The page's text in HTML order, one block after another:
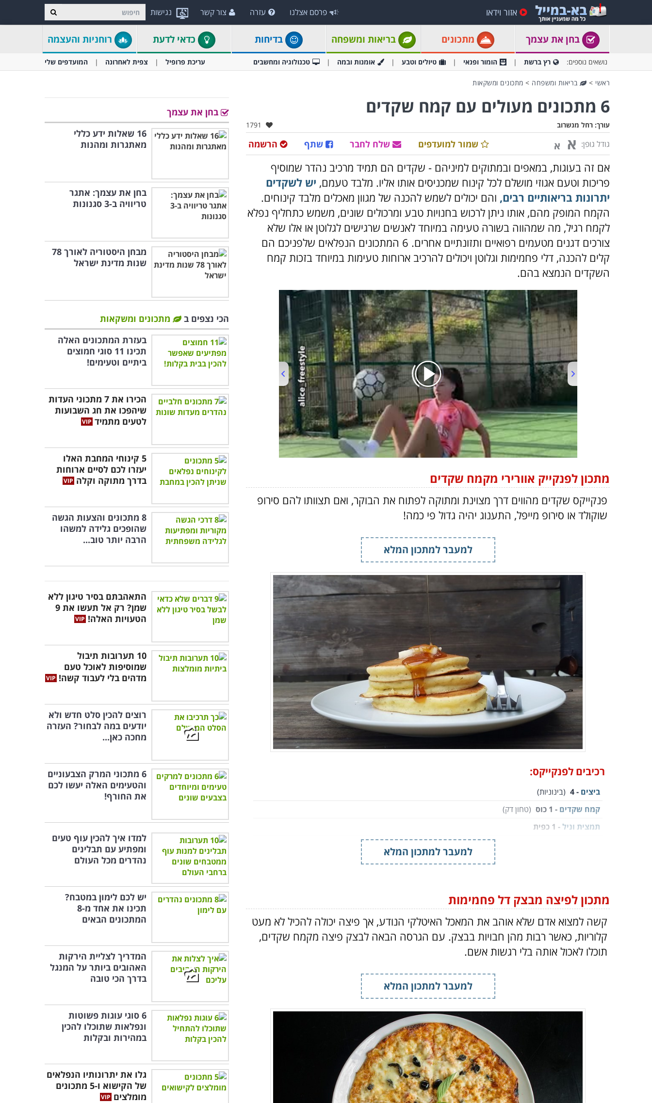
נגישות אזור וידאו פרסם אצלנו עזרה צור קשר
בחן את עצמך מתכונים בריאות ומשפחה בדיחות כדאי לדעת רוחניות והעצמה
נושאים נוספים: רץ ברשת הומור ופנאי טיולים וטבע אומנות ובמה טכנולוגיה ומחשבים עריכת פרופיל צפית לאחרונה המועדפים שלי
ראשי > בריאות ומשפחה > מתכונים ומשקאות
6 מתכונים מעולים עם קמח שקדים
עורך: רחל מנשרוב אהבו:
1791
גודל גופן: א א הרשמה שתף שלח לחבר שמור למועדפים
אם זה בעוגות, במאפים ובמתוקים למיניהם - שקדים הם תמיד מרכיב נהדר שמוסיף
פריכות וטעם אגוזי מושלם לכל קינוח שמכניסים אותו אליו. מלבד טעמם, יש לשקדים
יתרונות בריאותיים רבים, והם יכולים לשמש להכנה של מגוון מאכלים מלבד קינוחים.
הקמח המופק מהם, אותו ניתן לרכוש בחנויות טבע ומרכולים שונים, משמש כתחליף נפלא
לקמח רגיל, מה שמהווה בשורה טעימה במיוחד לאנשים שרגישים לגלוטן או אלו שלא
צורכים דגנים מטעמים רפואיים ותזונתיים אחרים. 6 המתכונים הנפלאים שלפניכם הם
קלים להכנה, דלי פחמימות וגלוטן ויכולים להרכיב ארוחות טעימות במיוחד בזכות קמח
השקדים הנמצא בהם.
00:00 01:04
מתכון לפנקייק אוורירי מקמח שקדים
פנקייקס שקדים מהווים דרך מצוינת ומתוקה לפתוח את הבוקר, ואם תצוותו להם סירופ
שוקולד או סירופ מייפל, התענוג יהיה גדול פי כמה!
למעבר למתכון המלא
רכיבים לפנקייקס:
ביצים - 4
(בינוניות)
קמח שקדים - 1 כוס
(טחון דק)
תמצית וניל- 1 כפית
(או שמן צמחי)
למעבר למתכון המלא
מתכון לפיצה מבצק דל פחמימות
קשה למצוא אדם שלא אוהב את המאכל האיטלקי הנודע, אך פיצה יכולה להכיל לא מעט
קלוריות, כאשר רבות מהן חבויות בבצק. עם הגרסה הבאה לבצק פיצה מקמח שקדים,
תוכלו לאכול אותה בלי רגשות אשם.
למעבר למתכון המלא
בחן את עצמך
16 שאלות ידע כללי
מאתגרות ומהנות
בחן את עצמך: אתגר
טריוויה ב-3 סגנונות
מבחן היסטוריה לאורך 78
שנות מדינת ישראל
הכי נצפים ב
מתכונים ומשקאות
בעזרת המתכונים האלה
תכינו 11 סוגי חמוצים
ביתיים וטעימים!
הכירו את 7 מתכוני העדות
שיהפכו את חג השבועות
לטעים מתמיד
5 קינוחי המחבת האלו
יעזרו לכם לסיים ארוחות
בדרך מתוקה וקלה
8 מתכונים והצעות הגשה
שהופכים גלידה למשהו
הרבה יותר טוב...
התאהבתם בסיר טיגון ללא
שמן? רק אל תעשו את 9
הטעויות האלה!
10 תערובות תיבול
שמוסיפות לאוכל טעם
מדהים בלי לעבוד קשה!
רוצים להכין סלט חדש ולא
יודעים במה לבחור? העזרה
מחכה כאן...
6 מתכוני המרק הצבעוניים
והטעימים האלה יעשו לכם
את החורף!
למדו איך להכין עוף טעים
ומפתיע עם תבלינים
נהדרים מכל העולם
יש לכם לימון במטבח?
תכינו את אחד מ-8
המתכונים הבאים
המדריך לצליית הירקות
האהובים ביותר על המנגל
בדרך הכי טובה
6 סוגי עוגות פשוטות
ונפלאות שתוכלו להכין
במהירות ובקלות
גלו את יתרונותיו הנפלאים
של הקישוא ו-5 מתכונים
מומלצים